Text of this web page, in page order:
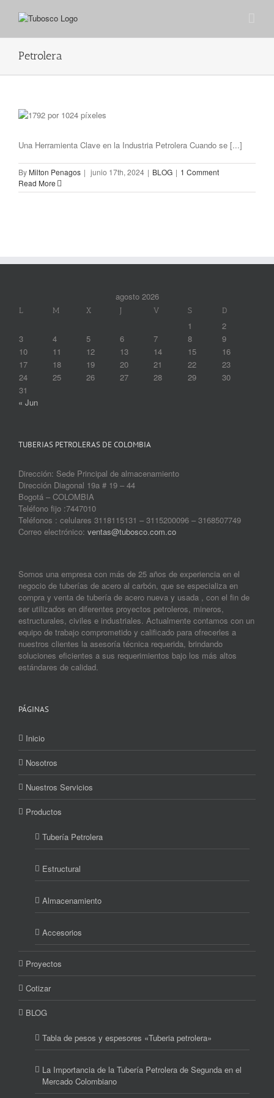
Petrolera
Una Herramienta Clave en la Industria Petrolera Cuando se [...]
By Milton Penagos | junio 17th, 2024 | BLOG | 1 Comment
Read More
agosto 2026
L M X J V S D
1
2
3
4 5 6 7 8
9
10
11 12 13 14 15
16
17
18 19 20 21 22
23
24
25 26 27 28 29
30
31
« Jun
TUBERIAS PETROLERAS DE COLOMBIA
Dirección: Sede Principal de almacenamiento
Dirección Diagonal 19a # 19 – 44
Bogotá – COLOMBIA
Teléfono fijo :7447010
Teléfonos : celulares 3118115131 – 3115200096 – 3168507749
Correo electrónico: ventas@tubosco.com.co
Somos una empresa con más de 25 años de experiencia en el
negocio de tuberías de acero al carbón, que se especializa en
compra y venta de tubería de acero nueva y usada , con el fin de
ser utilizados en diferentes proyectos petroleros, mineros,
estructurales, civiles e industriales. Actualmente contamos con un
equipo de trabajo comprometido y calificado para ofrecerles a
nuestros clientes la asesoría técnica requerida, brindando
soluciones eficientes a sus requerimientos bajo los más altos
estándares de calidad.
PÁGINAS
Inicio
Nosotros
Nuestros Servicios
Productos
Tubería Petrolera
Estructural
Almacenamiento
Accesorios
Proyectos
Cotizar
BLOG
Tabla de pesos y espesores «Tuberia petrolera»
La Importancia de la Tubería Petrolera de Segunda en el
Mercado Colombiano